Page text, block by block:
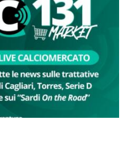
PARTITA: commenta
Cagliari e Nizza